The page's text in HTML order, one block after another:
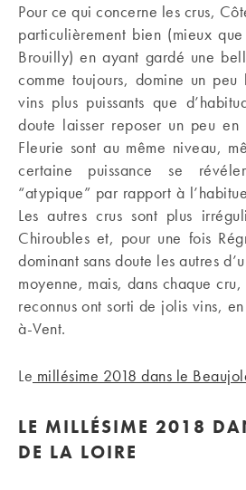
Pour ce qui concerne les crus,
particulièrement bien (mieux
Brouilly) en ayant gardé une
comme toujours, domine un
vins plus puissants que
doute laisser reposer un peu
Fleurie sont au même niveau,
certaine puissance se
“atypique” par rapport à
Les autres crus sont plus
Chiroubles et, pour une fois
dominant sans doute les autres
moyenne, mais, dans chaque
reconnus ont sorti de jolis vins,
à-Vent.
Le millésime 2018 dans le
LE MILLÉSIME 2018
DE LA LOIRE